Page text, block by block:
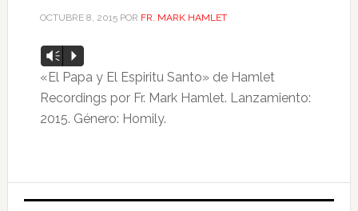
OCTUBRE 8, 2015POR FR. MARK HAMLET
Reproductor
de
audio
Vm P
«El Papa y El Espiritu Santo» de Hamlet
Recordings por Fr. Mark Hamlet. Lanzamiento:
2015. Género: Homily.